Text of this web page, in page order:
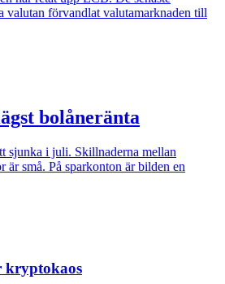
valutan förvandlat valutamarknaden till
bolåneränta
sjunka i juli. Skillnaderna mellan
är små. På sparkonton är bilden en
kryptokaos